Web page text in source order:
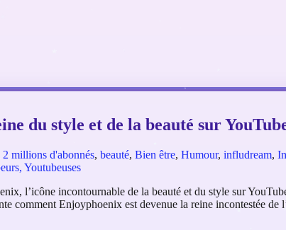
du style et de la beauté sur
2 millions d'abonnés, beauté, Bien être, Humour, infludream,
Youtubeuses
l’icône incontournable de la beauté et du style sur
comment Enjoyphoenix est devenue la reine incontestée